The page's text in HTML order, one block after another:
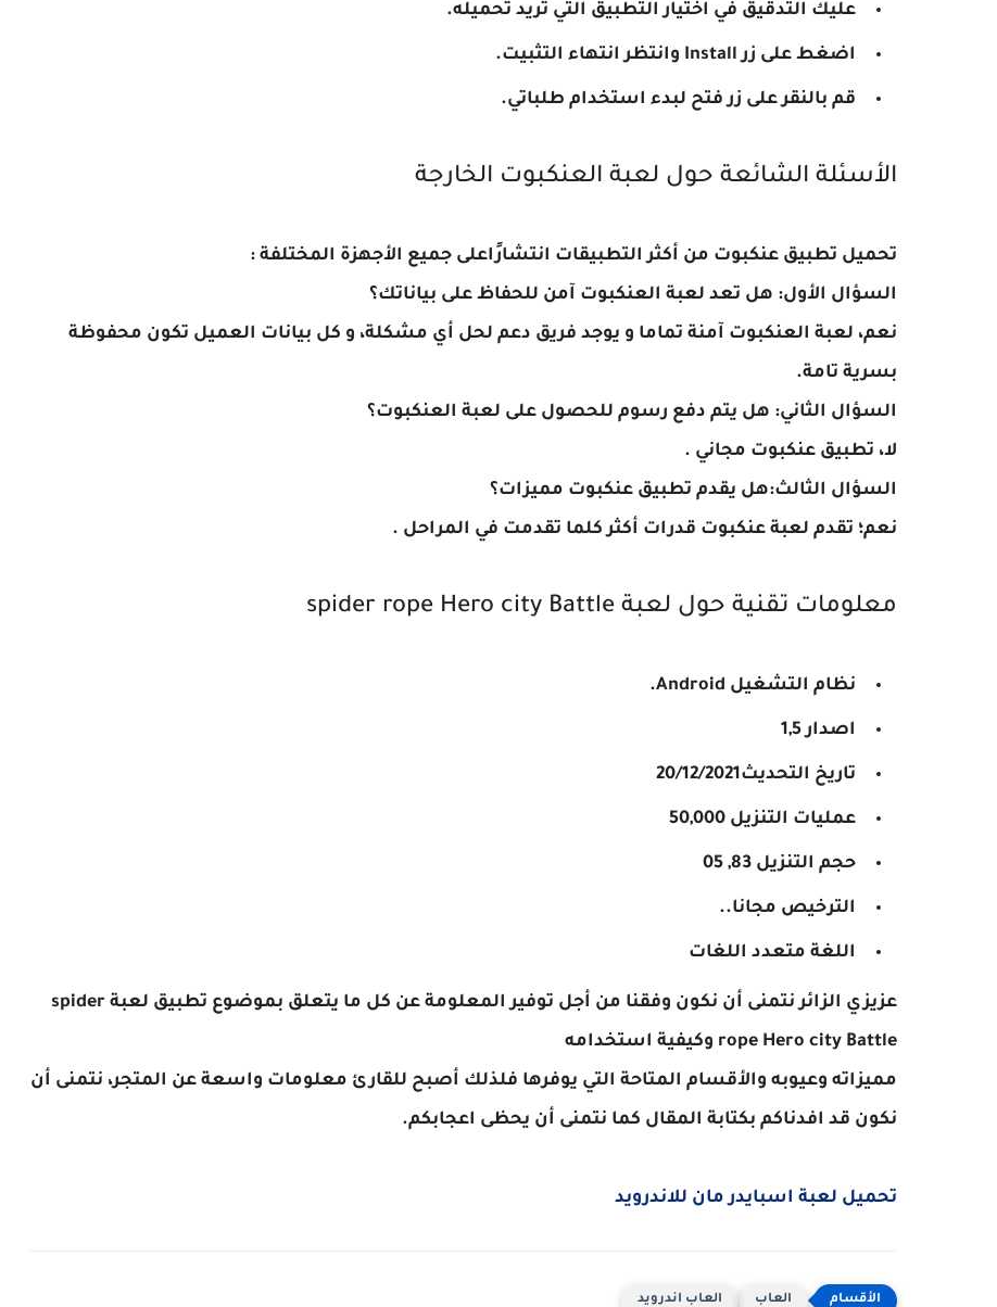
عليك التدقيق في اختيار التطبيق التي تريد تحميله.
اضغط على زر Install وانتظر انتهاء التثبيت.
قم بالنقر على زر فتح لبدء استخدام طلباتي.
الأسئلة الشائعة حول لعبة العنكبوت الخارجة
تحميل تطبيق عنكبوت من أكثر التطبيقات انتشارًاعلى جميع الأجهزة المختلفة :
السؤال الأول: هل تعد لعبة العنكبوت آمن للحفاظ على بياناتك؟
نعم، لعبة العنكبوت آمنة تماما و يوجد فريق دعم لحل أي مشكلة، و كل بيانات العميل تكون محفوظة
بسرية تامة.
السؤال الثاني: هل يتم دفع رسوم للحصول على لعبة العنكبوت؟
لا، تطبيق عنكبوت مجاني .
السؤال الثالث:هل يقدم تطبيق عنكبوت مميزات؟
نعم؛ تقدم لعبة عنكبوت قدرات أكثر كلما تقدمت في المراحل .
معلومات تقنية حول لعبة spider rope Hero city Battle
نظام التشغيل Android.
اصدار 1,5
تاريخ التحديث20/12/2021
عمليات التنزيل 50,000
حجم التنزيل 83, 05
الترخيص مجانا..
اللغة متعدد اللغات
عزيزي الزائر نتمنى أن نكون وفقنا من أجل توفير المعلومة عن كل ما يتعلق بموضوع تطبيق لعبة spider
rope Hero city Battle وكيفية استخدامه
مميزاته وعيوبه والأقسام المتاحة التي يوفرها فلذلك أصبح للقارئ معلومات واسعة عن المتجر، نتمنى أن
نكون قد افدناكم بكتابة المقال كما نتمنى أن يحظى اعجابكم.
تحميل لعبة اسبايدر مان للاندرويد
العاب العاب اندرويد